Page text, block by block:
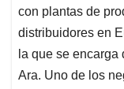
con plantas de
distribuidores en
la que se
Ara. Uno de los